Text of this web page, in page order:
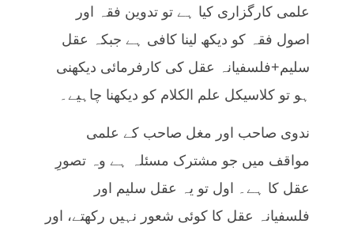
علمی کارگزاری کیا ہے تو تدوین فقہ اور
اصول فقہ کو دیکھ لینا کافی ہے جبکہ عقل
سلیم+فلسفیانہ عقل کی کارفرمائی دیکھنی
ہو تو کلاسیکل علم الکلام کو دیکھنا چاہیے۔
ندوی صاحب اور مغل صاحب کے علمی
مواقف میں جو مشترک مسئلہ ہے وہ تصورِ
عقل کا ہے۔ اول تو یہ عقل سلیم اور
فلسفیانہ عقل کا کوئی شعور نہیں رکھتے، اور